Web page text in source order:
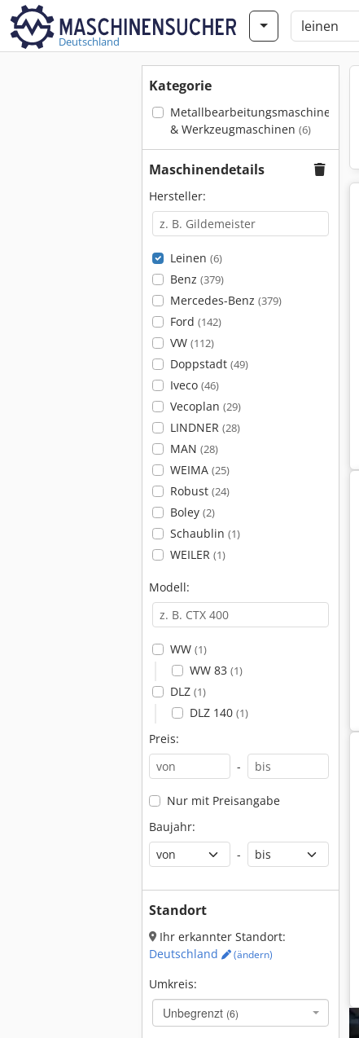
Deutschland
Kategorie
Metallbearbeitungsmaschinen
& Werkzeugmaschinen (6)
Maschinendetails
Hersteller:
Leinen (6)
Benz (379)
Mercedes-Benz (379)
Ford (142)
VW (112)
Doppstadt (49)
Iveco (46)
Vecoplan (29)
LINDNER (28)
MAN (28)
WEIMA (25)
Robust (24)
Boley (2)
Schaublin (1)
WEILER (1)
Modell:
WW (1)
WW 83 (1)
DLZ (1)
DLZ 140 (1)
Preis:
-
Nur mit Preisangabe
Baujahr:
-
Standort
Ihr erkannter Standort:
Deutschland
(ändern)
Umkreis:
Unbegrenzt (6)